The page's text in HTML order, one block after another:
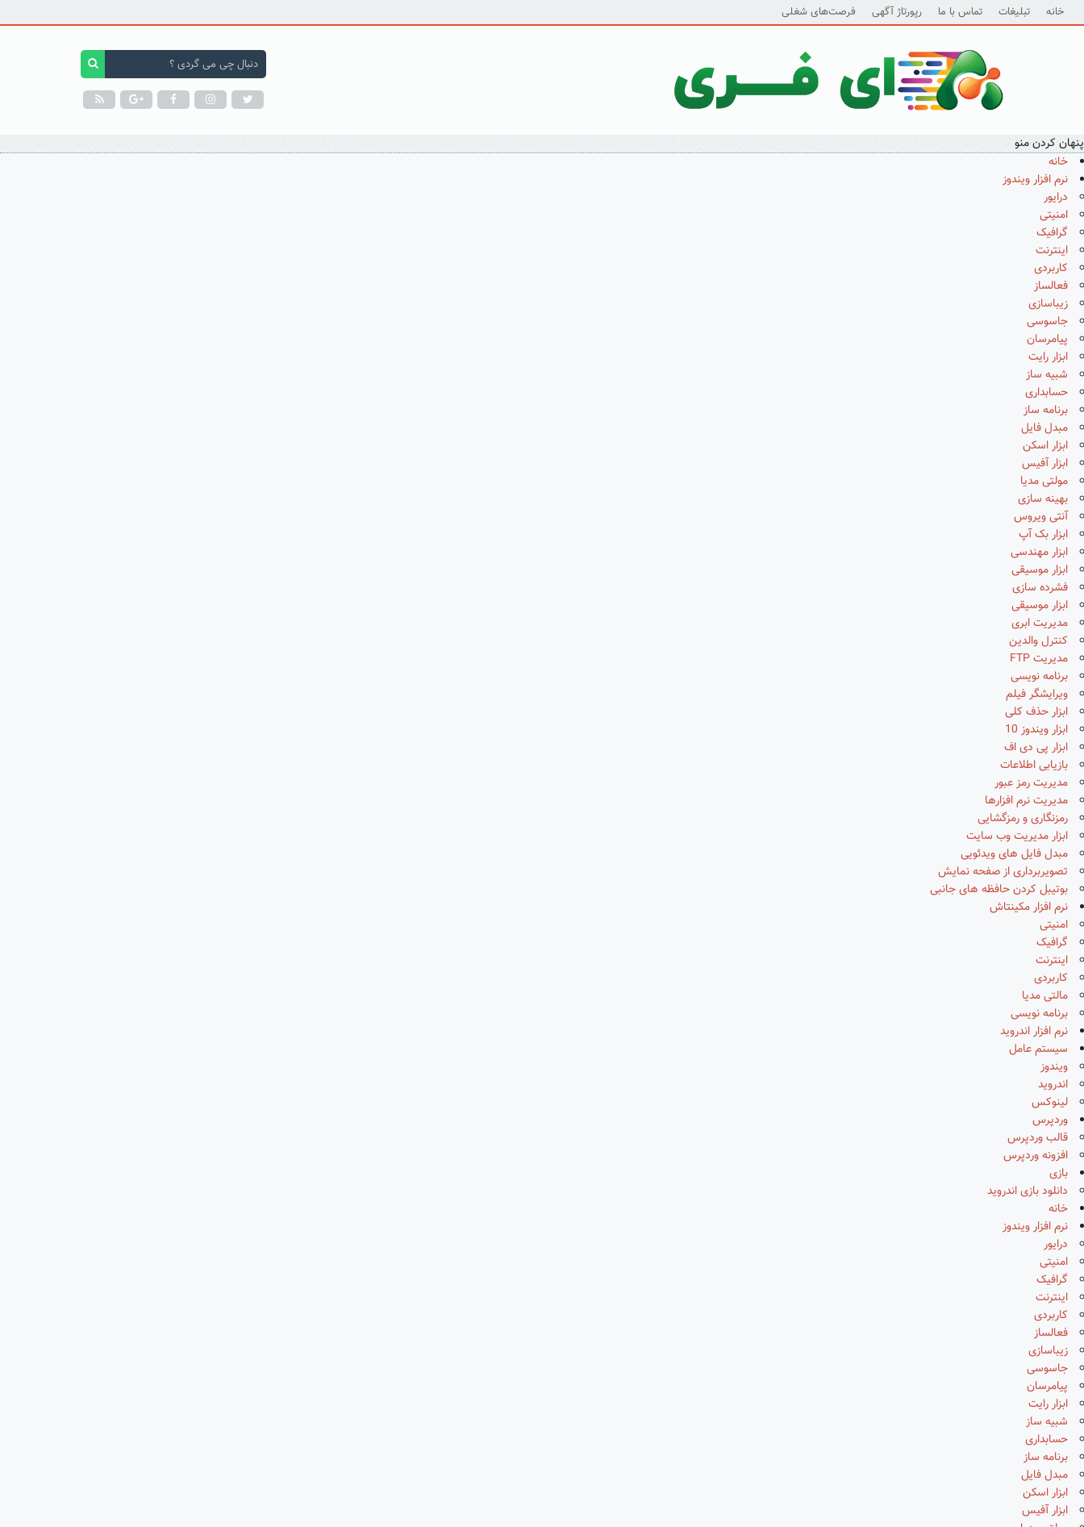
خانه تبلیغات تماس با ما رپورتاژ آگهی فرصت‌های شغلی
پنهان کردن منو
خانه
نرم افزار ویندوز
درایور
امنیتی
گرافیک
اینترنت
کاربردی
فعالساز
زیباسازی
جاسوسی
پیامرسان
ابزار رایت
شبیه ساز
حسابداری
برنامه ساز
مبدل فایل
ابزار اسکن
ابزار آفیس
مولتی مدیا
بهینه سازی
آنتی ویروس
ابزار بک آپ
ابزار مهندسی
ابزار موسیقی
فشرده سازی
ابزار موسیقی
مدیریت ابری
کنترل والدین
مدیریت FTP
برنامه نویسی
ویرایشگر فیلم
ابزار حذف کلی
ابزار ویندوز 10
ابزار پی دی اف
بازیابی اطلاعات
مدیریت رمز عبور
مدیریت نرم افزارها
رمزنگاری و رمزگشایی
ابزار مدیریت وب سایت
مبدل فایل های ویدئویی
تصویربرداری از صفحه نمایش
بوتیبل کردن حافظه های جانبی
نرم افزار مکینتاش
امنیتی
گرافیک
اینترنت
کاربردی
مالتی مدیا
برنامه نویسی
نرم افزار اندروید
سیستم عامل
ویندوز
اندروید
لینوکس
وردپرس
قالب وردپرس
افزونه وردپرس
بازی
دانلود بازی اندروید
خانه
نرم افزار ویندوز
درایور
امنیتی
گرافیک
اینترنت
کاربردی
فعالساز
زیباسازی
جاسوسی
پیامرسان
ابزار رایت
شبیه ساز
حسابداری
برنامه ساز
مبدل فایل
ابزار اسکن
ابزار آفیس